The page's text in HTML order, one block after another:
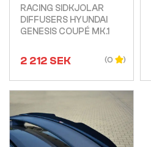
RACING SIDKJOLAR
DIFFUSERS HYUNDAI
GENESIS COUPÉ MK.1
2 212 SEK (0